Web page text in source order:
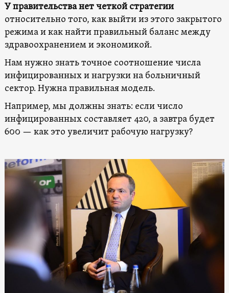
У правительства нет четкой стратегии
относительно того, как выйти из этого закрытого
режима и как найти правильный баланс между
здравоохранением и экономикой.
Нам нужно знать точное соотношение числа
инфицированных и нагрузки на больничный
сектор. Нужна правильная модель.
Например, мы должны знать: если число
инфицированных составляет 420, а завтра будет
600 — как это увеличит рабочую нагрузку?